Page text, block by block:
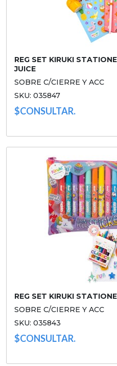
REG SET KIRUKI
JUICE
SOBRE C/CIERRE Y ACC
SKU: 035847
$CONSULTAR.
REG SET KIRUKI
SOBRE C/CIERRE Y ACC
SKU: 035843
$CONSULTAR.